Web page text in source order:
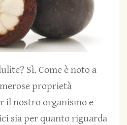
Sì. Come è noto a
proprietà
il nostro organismo e
sia per quanto riguarda